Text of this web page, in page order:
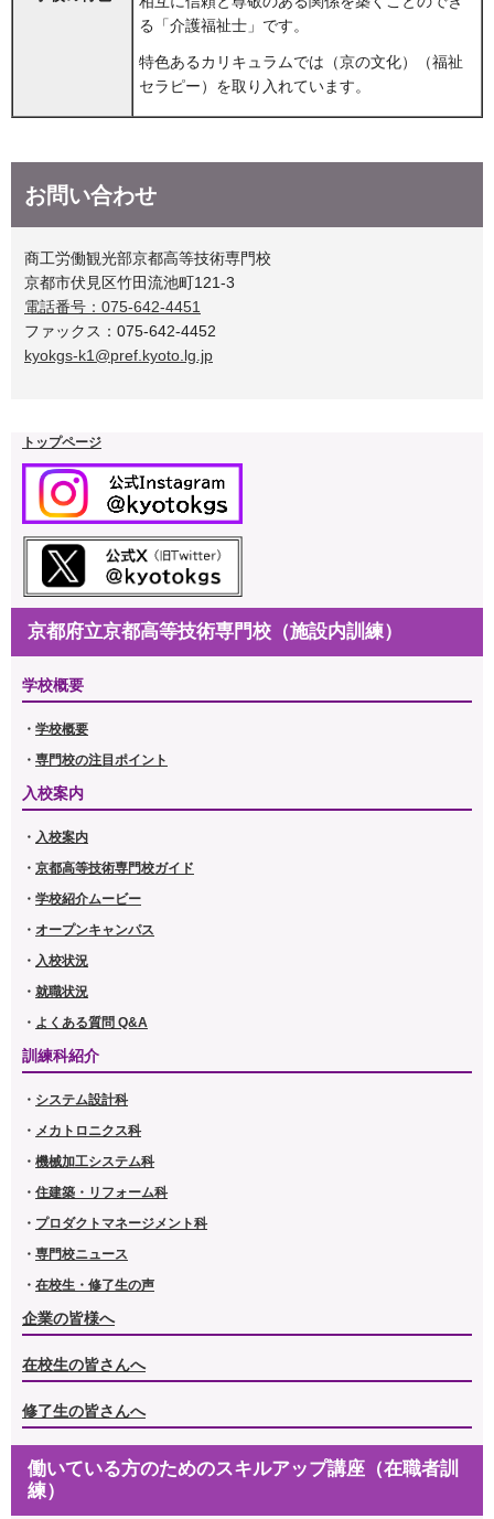
る「介護福祉士」です。
特色あるカリキュラムでは（京の文化）（福祉
セラピー）を取り入れています。
お問い合わせ
商工労働観光部京都高等技術専門校
京都市伏見区竹田流池町121-3
電話番号：075-642-4451
ファックス：075-642-4452
kyokgs-k1@pref.kyoto.lg.jp
トップページ
京都府立京都高等技術専門校（施設内訓練）
学校概要
・ 学校概要
・ 専門校の注目ポイント
入校案内
・ 入校案内
・ 京都高等技術専門校ガイ ド
・ 学校紹介ムービー
・ オープンキャンパス
・ 入校状況
・ 就職状況
・ よくある質問 Q&A
訓練科紹介
・ システム設計科
・ メカトロニクス科
・ 機械加工システム科
・ 住建築・リフォーム科
・ プロダクトマネージメント科
・ 専門校ニュース
・ 在校生・修了生の声
企業の皆様へ
在校生の皆さんへ
修了生の皆さんへ
働いている方のためのスキルアップ講座（在職者訓
練）